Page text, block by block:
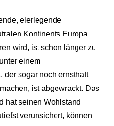
eierlegende
Kontinents Europa
wird, ist schon länger zu
einem
der sogar noch ernsthaft
ist abgewrackt. Das
hat seinen Wohlstand
verunsichert, können